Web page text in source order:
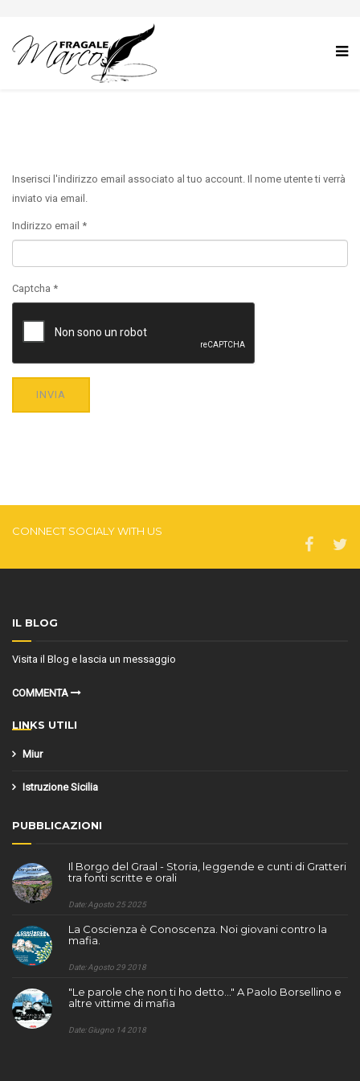
Inserisci l'indirizzo email associato al tuo account. Il nome utente ti verrà
inviato via email.
Indirizzo email *
Captcha *
INVIA
CONNECT SOCIALY WITH US
IL BLOG
Visita il Blog e lascia un messaggio
COMMENTA
LINKS UTILI
Miur
Istruzione Sicilia
PUBBLICAZIONI
Il Borgo del Graal - Storia, leggende e cunti di Gratteri
tra fonti scritte e orali
Date: Agosto 25 2025
La Coscienza è Conoscenza. Noi giovani contro la
mafia.
Date: Agosto 29 2018
"Le parole che non ti ho detto..." A Paolo Borsellino e
altre vittime di mafia
Date: Giugno 14 2018